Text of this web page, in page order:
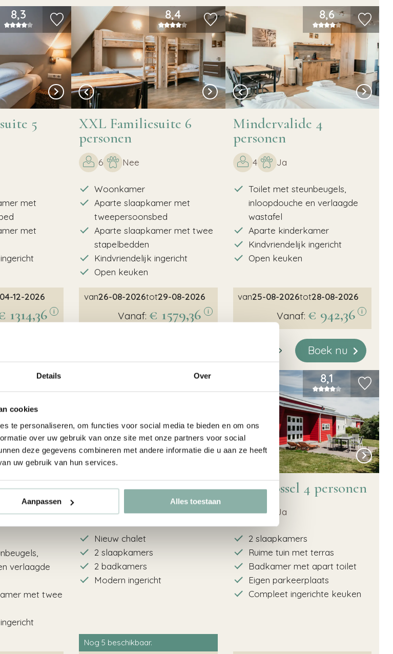
Details Over
cookies
te personaliseren, om functies voor social media te bieden en om ons
over uw gebruik van onze site met onze partners voor social
deze gegevens combineren met andere informatie die u aan ze heeft
uw gebruik van hun services.
Aanpassen Alles toestaan
8,3
5
met
met
04-12-2026
1314,36 i
8,4
XXL Familiesuite 6
personen
6 Nee
Woonkamer
Aparte slaapkamer met
tweepersoonsbed
Aparte slaapkamer met twee
stapelbedden
Kindvriendelijk ingericht
Open keuken
van26-08-2026tot29-08-2026
Vanaf: € 1579,36 i
8,6
Mindervalide 4
personen
4 Ja
Toilet met steunbeugels,
inloopdouche en verlaagde
wastafel
Aparte kinderkamer
Kindvriendelijk ingericht
Open keuken
van25-08-2026tot28-08-2026
Vanaf: € 942,36 i
Boek nu
6
verlaagde
met twee
Zeemeeuw 4 personen
4 Ja
Nieuw chalet
2 slaapkamers
2 badkamers
Modern ingericht
Nog 5 beschikbaar.
8,1
Boormossel 4 personen
4 Ja
2 slaapkamers
Ruime tuin met terras
Badkamer met apart toilet
Eigen parkeerplaats
Compleet ingerichte keuken